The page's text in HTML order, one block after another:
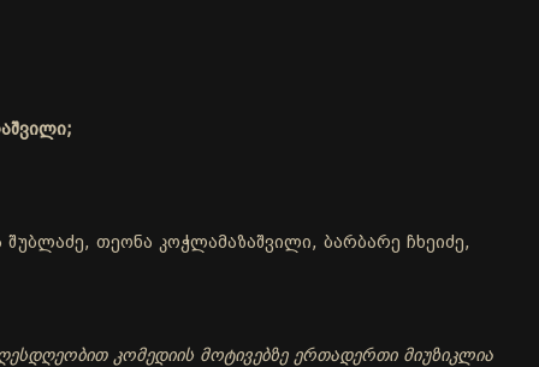
თეონა კოჭლამაზაშვილი, ბარბარე ჩხეიძე,
კომედიის მოტივებზე ერთადერთი მიუზიკლია